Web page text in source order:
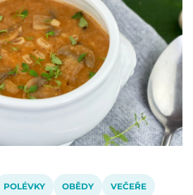
POLÉVKY OBĚDY VEČEŘE